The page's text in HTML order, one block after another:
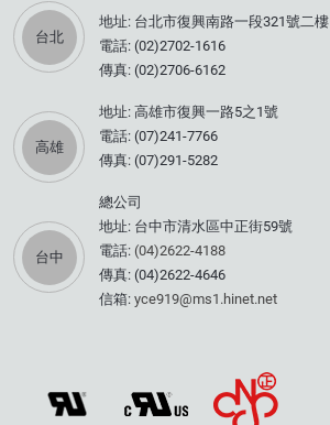
台北
地址: 台北市復興南路一段321號二樓
電話: (02)2702-1616
傳真: (02)2706-6162
高雄
地址: 高雄市復興一路5之1號
電話: (07)241-7766
傳真: (07)291-5282
台中
總公司
地址: 台中市清水區中正街59號
電話: (04)2622-4188
傳真: (04)2622-4646
信箱:yce919@ms1.hinet.net